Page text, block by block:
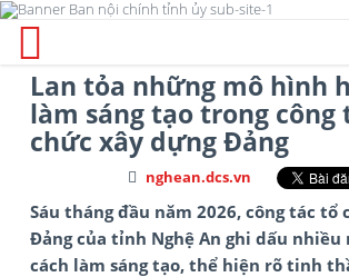
Lan tỏa những mô hình
làm sáng tạo trong công
chức xây dựng Đảng
nghean.dcs.vn
Sáu tháng đầu năm 2026, công tác tổ
Đảng của tỉnh Nghệ An ghi dấu
cách làm sáng tạo, thể hiện rõ tinh